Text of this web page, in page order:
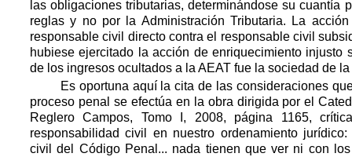
las obligaciones tributarias, determinándose su cuantía
reglas y no por la Administración Tributaria. La
responsable civil directo contra el responsable civil
hubiese ejercitado la acción de enriquecimiento injusto
de los ingresos ocultados a la AEAT fue la sociedad de
Es oportuna aquí la cita de las consideraciones que
proceso penal se efectúa en la obra dirigida por el
Reglero Campos, Tomo I, 2008, página 1165,
responsabilidad civil en nuestro ordenamiento jurídico:
civil del Código Penal... nada tienen que ver ni con